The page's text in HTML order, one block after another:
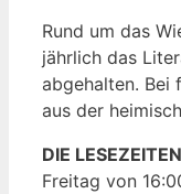
Rund um das
jährlich das
abgehalten. Bei
aus der
DIE
Freitag von